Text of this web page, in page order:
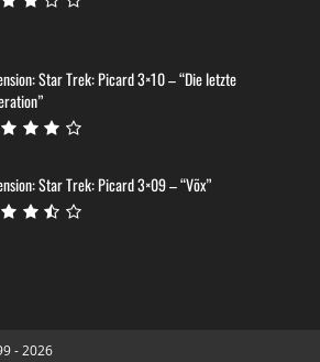
Star Trek: Picard 3×10 – “Die letzte
Star Trek: Picard 3×09 – “Võx”
- 2026